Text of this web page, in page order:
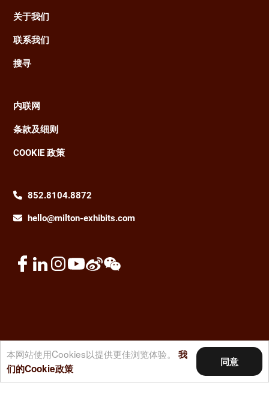
同意
本网站使用Cookies以提供更佳浏览体验。 我
们的Cookie政策
关于我们
联系我们
搜寻
Footer
内联网
条款及细则
COOKIE 政策
852.8104.8872
hello@milton-exhibits.com
© 2026 名唐展览集团。版权所有。